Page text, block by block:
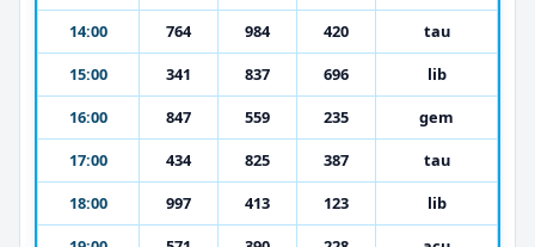
14:00
764 984 420
tau
15:00
341 837 696
lib
16:00
847 559 235
gem
17:00
434 825 387
tau
18:00
997 413 123
lib